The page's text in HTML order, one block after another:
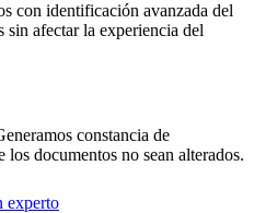
con identificación avanzada del
sin afectar la experiencia del
constancia de
documentos no sean alterados.
experto